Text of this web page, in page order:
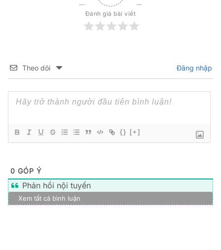
Đánh giá bài viết
Theo dõi Đăng nhập
{} [+]
0 GÓP Ý
Phản hồi nội tuyến
Xem tất cả bình luận